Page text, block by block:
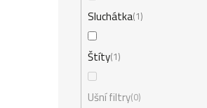
Sluchátka 1
Štíty 1
Ušní filtry 0